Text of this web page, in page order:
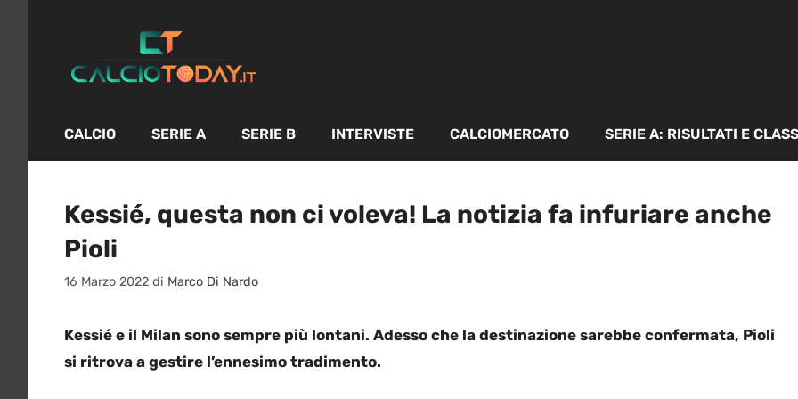
contenuto
CALCIO SERIE A SERIE B INTERVISTE CALCIOMERCATO SERIE A: RISULTATI E
Kessié, questa non ci voleva! La notizia fa infuriare anche
Pioli
16 Marzo 2022 di Marco Di Nardo
Kessié e il Milan sono sempre più lontani. Adesso che la destinazione sarebbe confermata, Pioli
si ritrova a gestire l’ennesimo tradimento.